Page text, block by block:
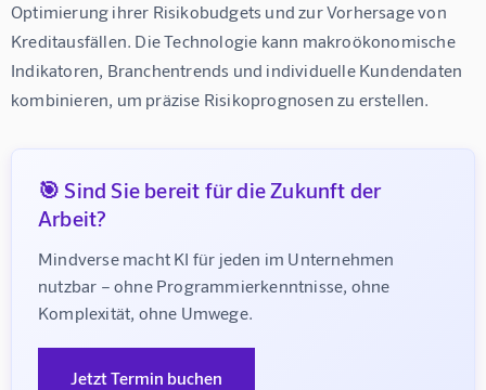
Optimierung ihrer Risikobudgets und zur Vorhersage von
Kreditausfällen. Die Technologie kann makroökonomische
Indikatoren, Branchentrends und individuelle Kundendaten
kombinieren, um präzise Risikoprognosen zu erstellen.
🎯 Sind Sie bereit für die Zukunft der
Arbeit?
Mindverse macht KI für jeden im Unternehmen
nutzbar – ohne Programmierkenntnisse, ohne
Komplexität, ohne Umwege.
Jetzt Termin buchen